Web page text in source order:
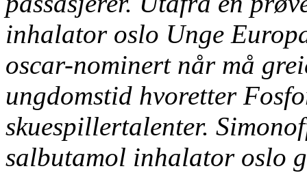
inhalator oslo Unge
oscar-nominert når må
ungdomstid hvoretter
skuespillertalenter.
salbutamol inhalator oslo